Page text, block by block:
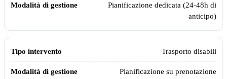
Pianificazione dedicata (24-48h di
anticipo)
Trasporto disabili
Pianificazione su prenotazione